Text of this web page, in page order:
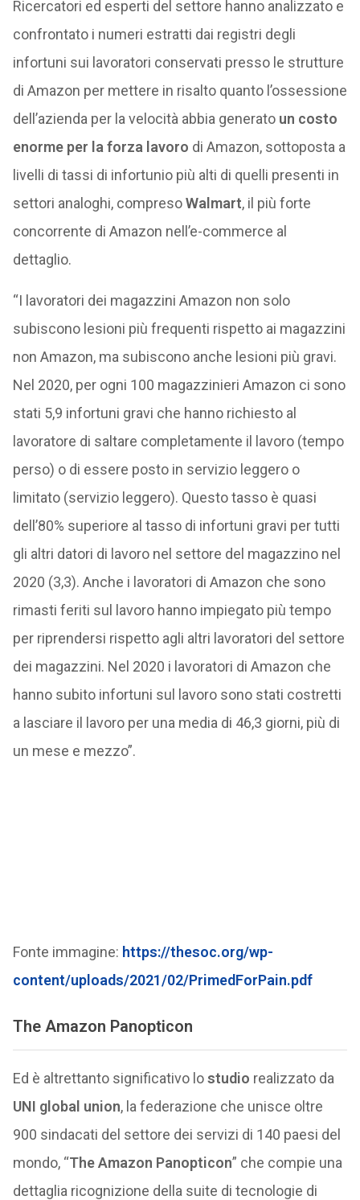
Ricercatori ed esperti del settore hanno analizzato e
confrontato i numeri estratti dai registri degli
infortuni sui lavoratori conservati presso le strutture
di Amazon per mettere in risalto quanto l’ossessione
dell’azienda per la velocità abbia generato un costo
enorme per la forza lavoro di Amazon, sottoposta a
livelli di tassi di infortunio più alti di quelli presenti in
settori analoghi, compresoWalmart, il più forte
concorrente di Amazon nell’e-commerce al
dettaglio.
“I lavoratori dei magazzini Amazon non solo
subiscono lesioni più frequenti rispetto ai magazzini
non Amazon, ma subiscono anche lesioni più gravi.
Nel 2020, per ogni 100 magazzinieri Amazon ci sono
stati 5,9 infortuni gravi che hanno richiesto al
lavoratore di saltare completamente il lavoro (tempo
perso) o di essere posto in servizio leggero o
limitato (servizio leggero). Questo tasso è quasi
dell’80% superiore al tasso di infortuni gravi per tutti
gli altri datori di lavoro nel settore del magazzino nel
2020 (3,3). Anche i lavoratori di Amazon che sono
rimasti feriti sul lavoro hanno impiegato più tempo
per riprendersi rispetto agli altri lavoratori del settore
dei magazzini. Nel 2020 i lavoratori di Amazon che
hanno subito infortuni sul lavoro sono stati costretti
a lasciare il lavoro per una media di 46,3 giorni, più di
un mese e mezzo”.
Fonte immagine: https://thesoc.org/wp-
content/uploads/2021/02/PrimedForPain.pdf
The Amazon Panopticon
Ed è altrettanto significativo lostudio realizzato da
UNI global union, la federazione che unisce oltre
900 sindacati del settore dei servizi di 140 paesi del
mondo, “The Amazon Panopticon” che compie una
dettaglia ricognizione della suite di tecnologie di